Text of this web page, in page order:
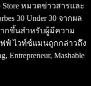
หมวดข่าวสารและ
30 Under 30 จากผล
กขึ้นสำหรับผู้มีความ
ฟ์ ไวท์ซ์แมนถูกกล่าวถึง
Entrepreneur, Mashable